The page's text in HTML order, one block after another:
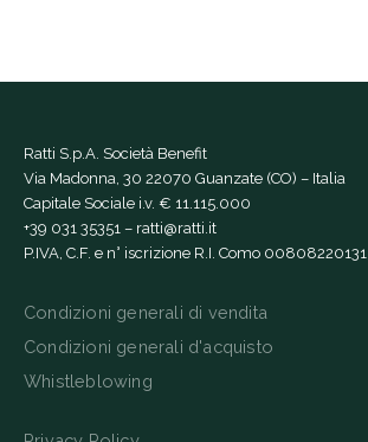
Ratti S.p.A. Società Benefit
Via Madonna, 30 22070 Guanzate (CO) – Italia
Capitale Sociale i.v. € 11.115.000
+39 031 35351 – ratti@ratti.it
P.IVA, C.F. e n° iscrizione R.I. Como 00808220131
Condizioni generali di vendita
Condizioni generali d'acquisto
Whistleblowing